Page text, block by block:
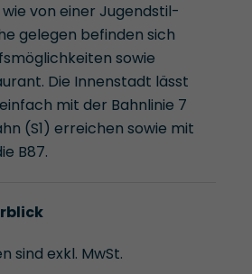
von einer Jugendstil-
gelegen befinden sich
sowie
Die Innenstadt lässt
mit der Bahnlinie 7
(S1) erreichen sowie mit
B87.
sind exkl. MwSt.